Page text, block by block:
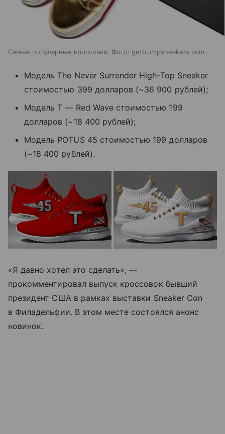
Самые популярные кроссовки. Фото: gettrumpsneakers.com
Модель The Never Surrender High-Top Sneaker
стоимостью 399 долларов (~36 900 рублей);
Модель T — Red Wave стоимостью 199
долларов (~18 400 рублей);
Модель POTUS 45 стоимостью 199 долларов
(~18 400 рублей).
«Я давно хотел это сделать», —
прокомментировал выпуск кроссовок бывший
президент США в рамках выставки Sneaker Con
в Филадельфии. В этом месте состоялся анонс
новинок.